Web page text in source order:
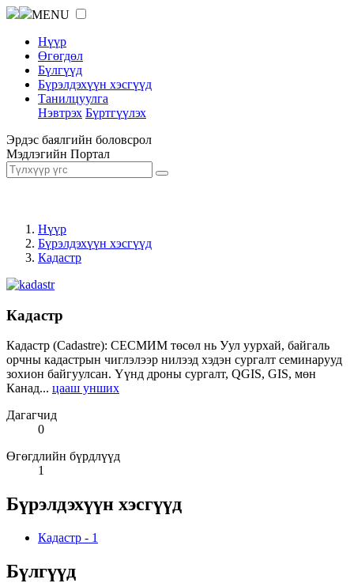
MENU
Нүүр
Өгөгдөл
Бүлгүүд
Бүрэлдэхүүн хэсгүүд
Танилцуулга
Нэвтрэх Бүртгүүлэх
Эрдэс баялгийн боловсрол
Мэдлэгийн Портал
Нүүр
Бүрэлдэхүүн хэсгүүд
Кадастр
Кадастр
Кадастр (Cadastre): СЕСМИМ төсөл нь Уул уурхай, байгаль
орчны кадастрын чиглэлээр нилээд хэдэн сургалт семинарууд
зохион байгуулсан. Үүнд дроны сургалт, QGIS, GIS, мөн
Канад... цааш унших
Дагагчид
0
Өгөгдлийн бүрдлүүд
1
Бүрэлдэхүүн хэсгүүд
Кадастр - 1
Бүлгүүд